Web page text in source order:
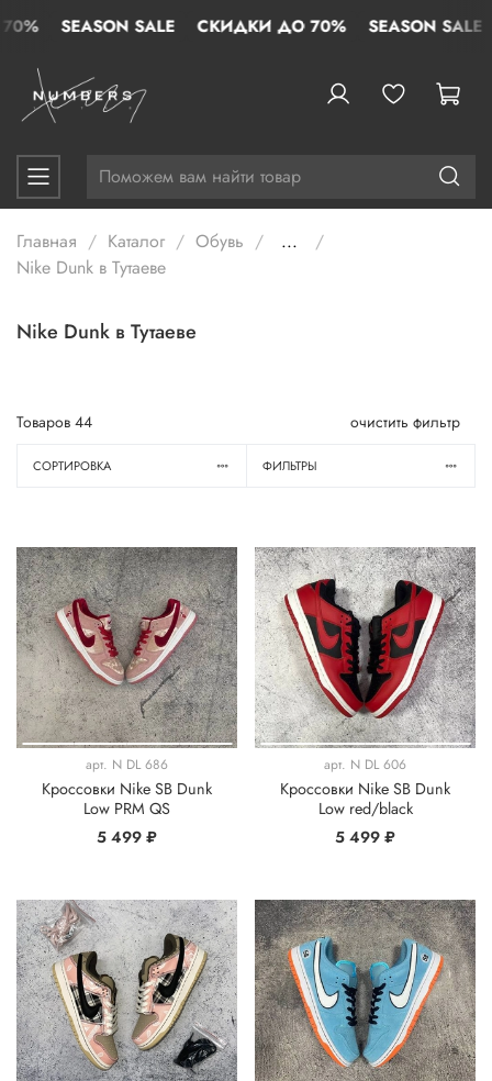
SEASON SALE СКИДКИ ДО 70% SEASON SALE
Главная Каталог Обувь
...
Nike Dunk в Тутаеве
Nike Dunk в Тутаеве
Товаров 44 очистить фильтр
СОРТИРОВКА ФИЛЬТРЫ
арт. N DL 686
Кроссовки Nike SB Dunk
Low PRM QS
5 499 ₽
арт. N DL 606
Кроссовки Nike SB Dunk
Low red/black
5 499 ₽